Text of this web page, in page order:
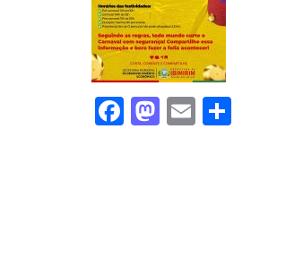
Facebook
Mastodon
Email